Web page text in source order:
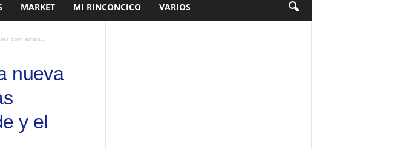
MARKET MI RINCONCICO VARIOS
con lemas...
nueva
y el